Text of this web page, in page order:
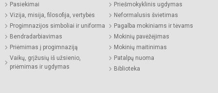
Pasiekimai
Vizija, misija, filosofija, vertybės
Progimnazijos simboliai ir uniforma
Bendradarbiavimas
Priėmimas į progimnaziją
Vaikų, grįžusių iš užsienio,
priėmimas ir ugdymas
Priešmokyklinis ugdymas
Neformalusis švietimas
Pagalba mokiniams ir tėvams
Mokinių pavėžėjimas
Mokinių maitinimas
Patalpų nuoma
Biblioteka